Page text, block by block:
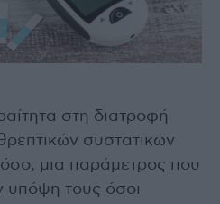
στη διατροφή
συστατικών
μια παράμετρος που
υπόψη τους όσοι